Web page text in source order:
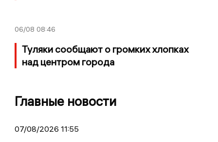
06/08 08:46
Туляки сообщают о громких хлопках
над центром города
Главные новости
07/08/2026 11:55